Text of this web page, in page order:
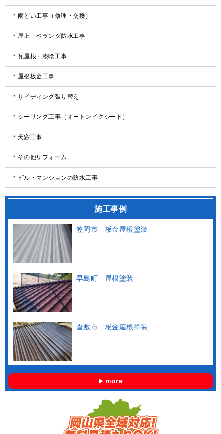
雨どい工事（修理・交換）
屋上・ベランダ防水工事
瓦屋根・漆喰工事
屋根板金工事
サイディング張り替え
シーリング工事（オートンイクシード）
天窓工事
その他リフォーム
ビル・マンションの防水工事
施工事例
笠岡市 板金屋根塗装
早島町 屋根塗装
倉敷市 板金屋根塗装
more